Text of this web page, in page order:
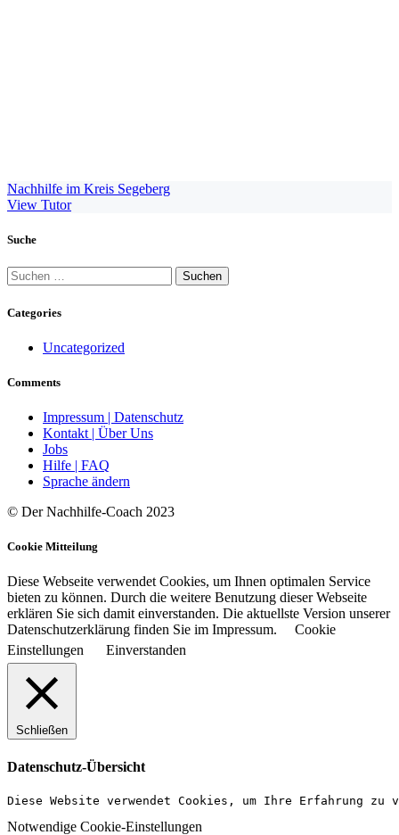
Nachhilfe im Kreis Segeberg
View Tutor
Suche
Suchen
nach:
Categories
Uncategorized
Comments
Impressum | Datenschutz
Kontakt | Über Uns
Jobs
Hilfe | FAQ
Sprache ändern
© Der Nachhilfe-Coach 2023
Cookie Mitteilung
Diese Webseite verwendet Cookies, um Ihnen optimalen Service
bieten zu können. Durch die weitere Benutzung dieser Webseite
erklären Sie sich damit einverstanden. Die aktuellste Version unserer
Datenschutzerklärung finden Sie im Impressum.
Cookie
Einstellungen
Einverstanden
Schließen
Datenschutz-Übersicht
Diese Website verwendet Cookies, um Ihre Erfahrung
Notwendige Cookie-Einstellungen